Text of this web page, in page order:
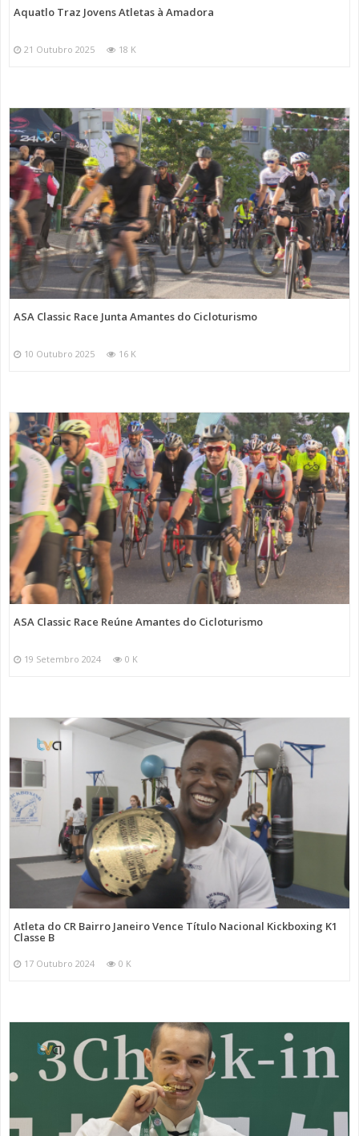
Aquatlo Traz Jovens Atletas à Amadora
21 Outubro 2025 18 K
ASA Classic Race Junta Amantes do Cicloturismo
10 Outubro 2025 16 K
ASA Classic Race Reúne Amantes do Cicloturismo
19 Setembro 2024 0 K
Atleta do CR Bairro Janeiro Vence Título Nacional Kickboxing K1
Classe B
17 Outubro 2024 0 K